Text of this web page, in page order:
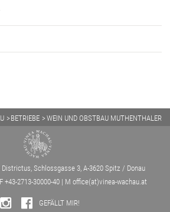
BETRIEBE WEIN UND OBSTBAU MUTHENTHALER
Schlossgasse 3, A-3620 Spitz / Donau
+43-2713-30000-40 | M office(at)vinea-wachau.at
GEFÄLLT MIR!